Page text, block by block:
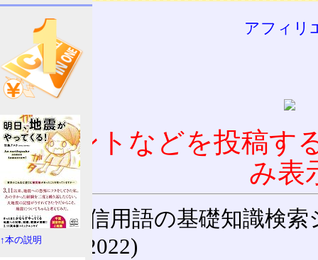
アフィリ
コメントなどを投稿す
み表
通信用語の基礎知識検索
(27-May-2022)
↑本の説明